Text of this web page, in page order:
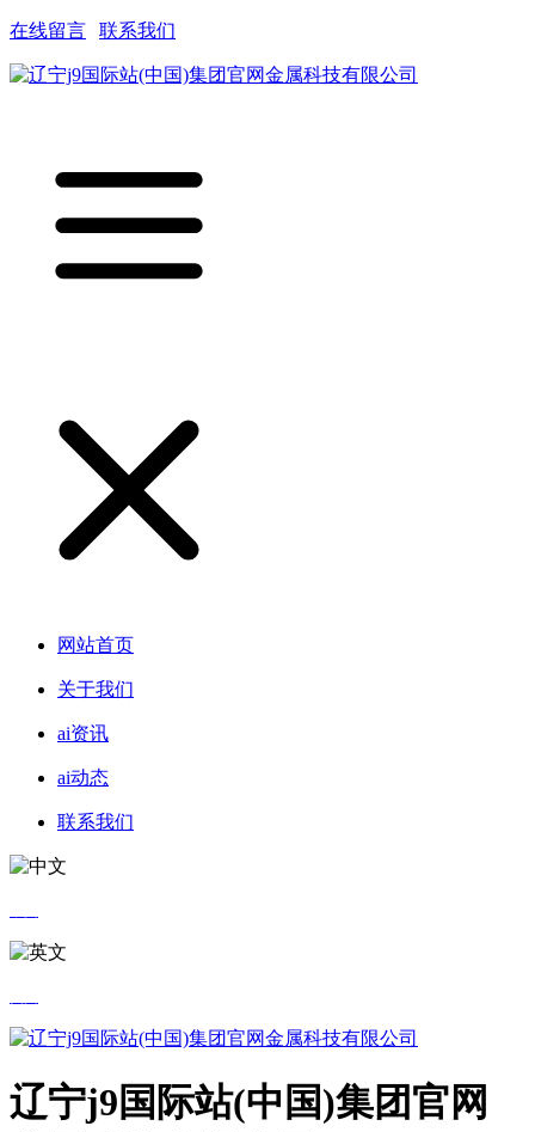
在线留言 联系我们
网站首页
关于我们
ai资讯
ai动态
联系我们
辽宁j9国际站(中国)集团官网